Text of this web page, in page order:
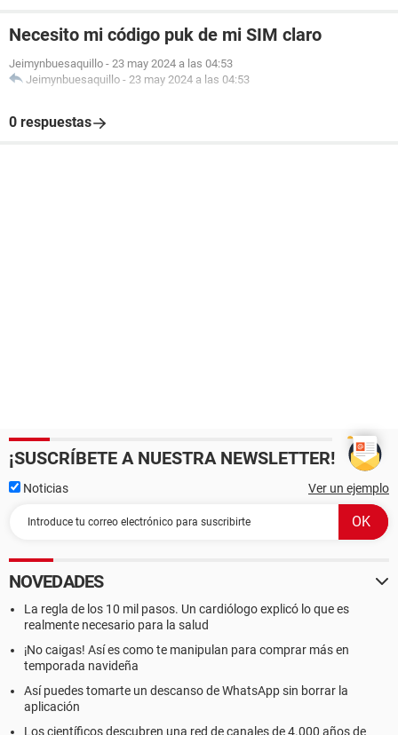
Necesito mi código puk de mi SIM claro
Jeimynbuesaquillo - 23 may 2024 a las 04:53
Jeimynbuesaquillo - 23 may 2024 a las 04:53
0 respuestas
¡SUSCRÍBETE A NUESTRA NEWSLETTER!
Noticias Ver un ejemplo
NOVEDADES
La regla de los 10 mil pasos. Un cardiólogo explicó lo que es
realmente necesario para la salud
¡No caigas! Así es como te manipulan para comprar más en
temporada navideña
Así puedes tomarte un descanso de WhatsApp sin borrar la
aplicación
Los científicos descubren una red de canales de 4.000 años de